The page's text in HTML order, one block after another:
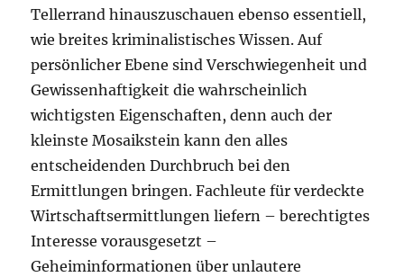
Tellerrand hinauszuschauen ebenso essentiell,
wie breites kriminalistisches Wissen. Auf
persönlicher Ebene sind Verschwiegenheit und
Gewissenhaftigkeit die wahrscheinlich
wichtigsten Eigenschaften, denn auch der
kleinste Mosaikstein kann den alles
entscheidenden Durchbruch bei den
Ermittlungen bringen. Fachleute für verdeckte
Wirtschaftsermittlungen liefern – berechtigtes
Interesse vorausgesetzt –
Geheiminformationen über unlautere